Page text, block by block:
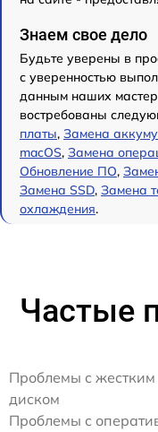
Знаем свое дело
Будьте уверены в
с уверенностью
данным наших
востребованы
платы, Замена
macOS, Замена
Обновление ПО,
Замена SSD, Замена
охлаждения.
Частые
Проблемы с жестким
диском
Проблемы с